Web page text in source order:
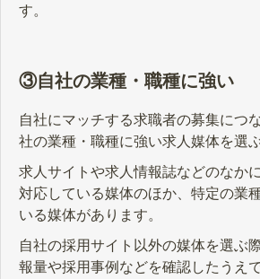
す。
③自社の業種・職種に強い
自社にマッチする求職者の募集につ
社の業種・職種に強い求人媒体を選
求人サイトや求人情報誌などのなか
対応している媒体のほか、特定の業
いる媒体があります。
自社の採用サイト以外の媒体を選ぶ
報量や採用事例などを確認したうえ